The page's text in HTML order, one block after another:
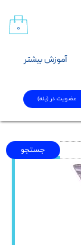
آموزش بیشتر
۰
جستجو
عضویت در (بله)